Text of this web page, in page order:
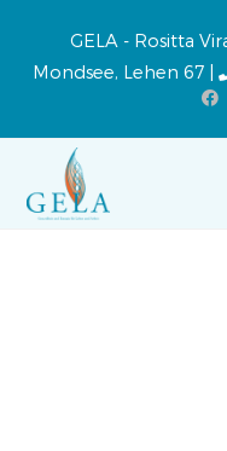
GELA - Rositta
Mondsee, Lehen 67 |